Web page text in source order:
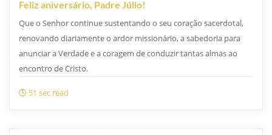
Feliz aniversário, Padre Júlio!
Que o Senhor continue sustentando o seu coração sacerdotal,
renovando diariamente o ardor missionário, a sabedoria para
anunciar a Verdade e a coragem de conduzir tantas almas ao
encontro de Cristo.
51 sec read